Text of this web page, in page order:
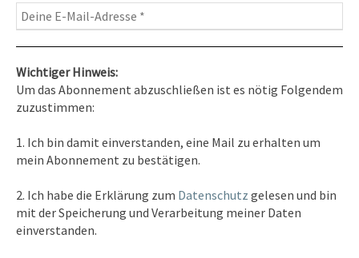
Wichtiger Hinweis:
Um das Abonnement abzuschließen ist es nötig Folgendem
zuzustimmen:
1. Ich bin damit einverstanden, eine Mail zu erhalten um
mein Abonnement zu bestätigen.
2. Ich habe die Erklärung zum Datenschutz gelesen und bin
mit der Speicherung und Verarbeitung meiner Daten
einverstanden.
Kontakt
Tel. 0351/2681691
E-Mail: info [at ] spirit-on-earth.com
Heilpraxis